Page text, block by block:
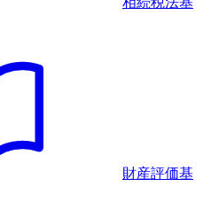
財産評価基